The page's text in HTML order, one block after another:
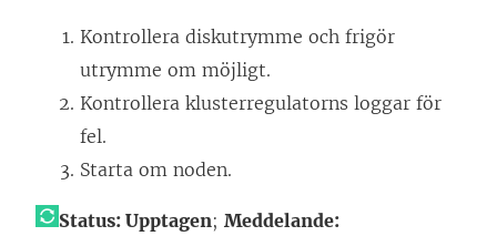
Kontrollera diskutrymme och frigör
utrymme om möjligt.
Kontrollera klusterregulatorns loggar för
fel.
Starta om noden.
Status: Upptagen; Meddelande: